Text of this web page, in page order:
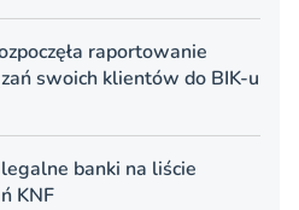
raportowanie
swoich klientów do BIK-u
banki na liście
KNF